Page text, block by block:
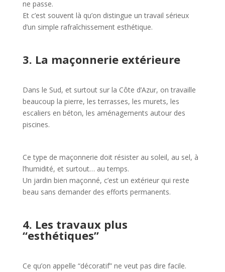
ne passe.
Et c’est souvent là qu’on distingue un travail sérieux
d’un simple rafraîchissement esthétique.
3. La maçonnerie extérieure
Dans le Sud, et surtout sur la Côte d’Azur, on travaille
beaucoup la pierre, les terrasses, les murets, les
escaliers en béton, les aménagements autour des
piscines.
Ce type de maçonnerie doit résister au soleil, au sel, à
l’humidité, et surtout… au temps.
Un jardin bien maçonné, c’est un extérieur qui reste
beau sans demander des efforts permanents.
4. Les travaux plus
“esthétiques”
Ce qu’on appelle “décoratif” ne veut pas dire facile.